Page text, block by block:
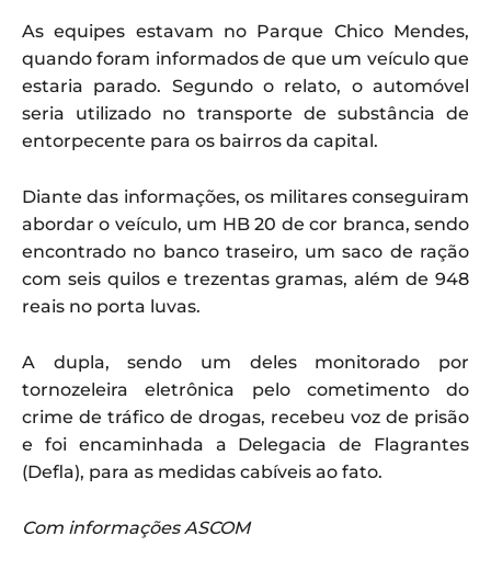
As equipes estavam no Parque Chico Mendes,
quando foram informados de que um veículo que
estaria parado. Segundo o relato, o automóvel
seria utilizado no transporte de substância de
entorpecente para os bairros da capital.
Diante das informações, os militares conseguiram
abordar o veículo, um HB 20 de cor branca, sendo
encontrado no banco traseiro, um saco de ração
com seis quilos e trezentas gramas, além de 948
reais no porta luvas.
A dupla, sendo um deles monitorado por
tornozeleira eletrônica pelo cometimento do
crime de tráfico de drogas, recebeu voz de prisão
e foi encaminhada a Delegacia de Flagrantes
(Defla), para as medidas cabíveis ao fato.
Com informações ASCOM